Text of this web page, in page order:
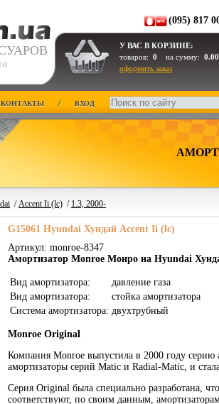
(095) 817
У ВАС В КОРЗИНЕ:
товаров: 0 на сумму:
оформить заказ
КОНТАКТЫ / ВХОД
/Accent Ii (lc) / 1.3, 2000-
G15061 Hyundai Хундай Accent Ii (lc)
Артикул: monroe-8347
Амортизатор Monroe Монро на Hyundai
Вид амортизатора:
давление газа
Вид амортизатора:
стойка амортизатора
Система амортизатора: двухтрубный
Monroe Original
Компания Monroe выпустила в 2000 году серию
амортизаторы серий Matic и Radial-Matic, и
Серия Original была специально разработана,
соответствуют, по своим данным,